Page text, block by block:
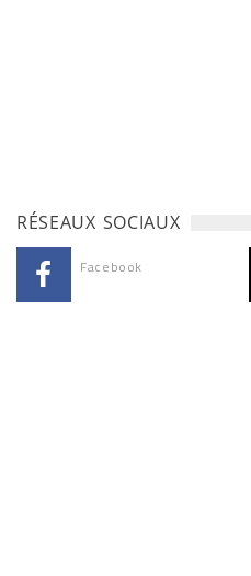
RÉSEAUX SOCIAUX
Facebook